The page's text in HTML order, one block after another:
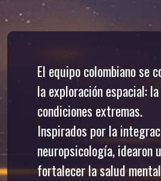
El equipo colombiano se
la exploración espacial:
condiciones extremas.
Inspirados por la
neuropsicología, idearon
fortalecer la salud